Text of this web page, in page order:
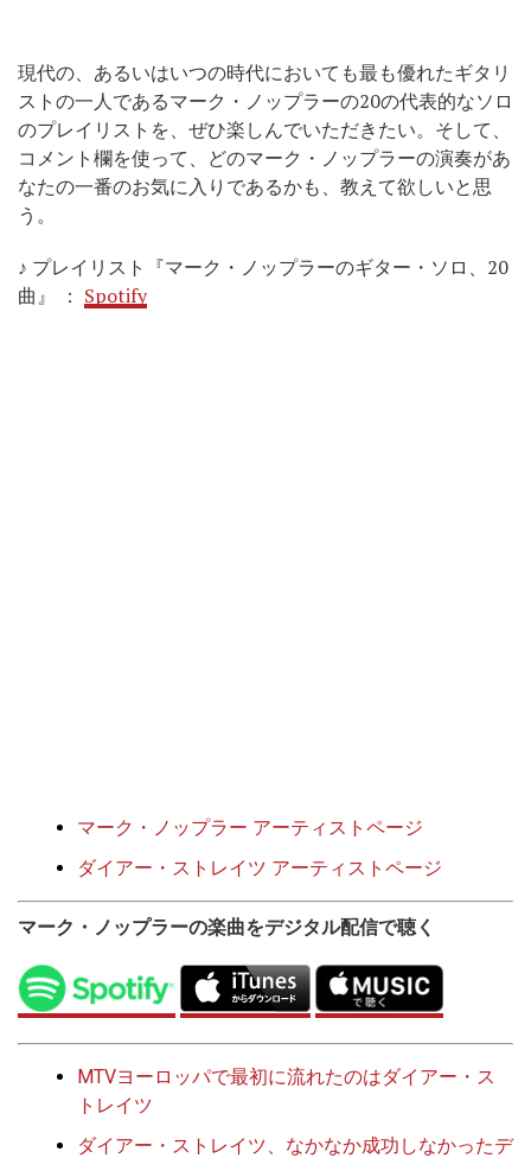
現代の、あるいはいつの時代においても最も優れたギタリ
ストの一人であるマーク・ノップラーの20の代表的なソロ
のプレイリストを、ぜひ楽しんでいただきたい。そして、
コメント欄を使って、どのマーク・ノップラーの演奏があ
なたの一番のお気に入りであるかも、教えて欲しいと思
う。
♪ プレイリスト『マーク・ノップラーのギター・ソロ、20
曲』 ： Spotify
マーク・ノップラー アーティストページ
ダイアー・ストレイツ アーティストページ
マーク・ノップラーの楽曲をデジタル配信で聴く
MTVヨーロッパで最初に流れたのはダイアー・ス
トレイツ
ダイアー・ストレイツ、なかなか成功しなかったデ